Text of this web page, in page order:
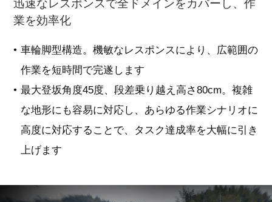
迅速なレスポンスで全ドメインをカバーし、作
業を効率化
車輪脚型構造。機敏なレスポンスにより、広範囲の
作業を短時間で完遂します
最大登坂角度45度、段差乗り越え高さ80cm。複雑
な地形にも容易に対応し、あらゆる作業シナリオに
高度に対応することで、タスク達成率を大幅に引き
上げます